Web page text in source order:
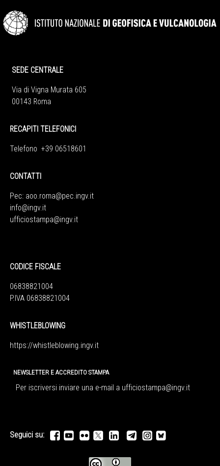
SEDE CENTRALE
Via di Vigna Murata 605
00143 Roma
RECAPITI TELEFONICI
Telefono +39 06518601
CONTATTI
Pec: aoo.roma@pec.ingv.it
info@ingv.it
ufficiostampa@ingv.it
CODICE FISCALE
06838821004
P.IVA 06838821004
WHISTLEBLOWING
https://whistleblowing.ingv. it
NEWSLETTER E ACCREDITO STAMPA
Per iscriversi inviare una e-mail a ufficiostampa@ingv.it
Seguici su: